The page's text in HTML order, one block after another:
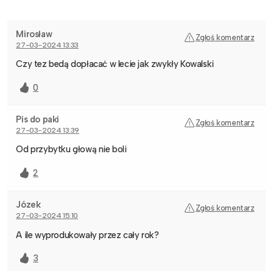
Mirosław
27-03-2024 13:33
Zgłoś komentarz
Czy tez bedą dopłacać w lecie jak zwykły Kowalski
0
Pis do paki
27-03-2024 13:39
Zgłoś komentarz
Od przybytku głową nie boli
2
Józek
27-03-2024 15:10
Zgłoś komentarz
A ile wyprodukowały przez cały rok?
3